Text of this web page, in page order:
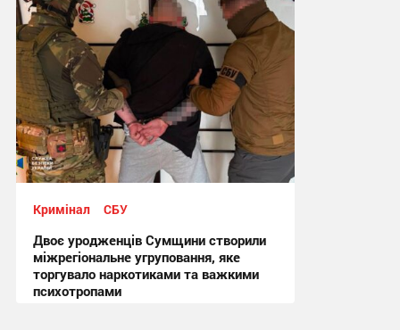
Кримінал СБУ
Двоє уродженців Сумщини створили
міжрегіональне угруповання, яке
торгувало наркотиками та важкими
психотропами